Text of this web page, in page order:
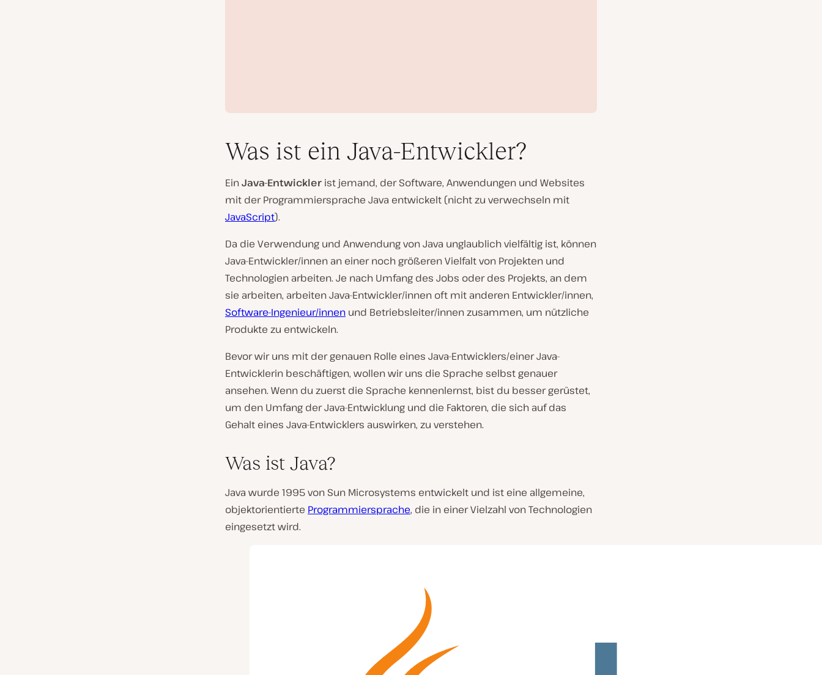
d
o
a
s
p
e
Was ist ein Java-Entwickler?
EinJava-Entwickler ist jemand, der Software, Anwendungen und Websites
mit der Programmiersprache Java entwickelt (nicht zu verwechseln mit
JavaScript).
Da die Verwendung und Anwendung von Java unglaublich vielfältig ist, können
Java-Entwickler/innen an einer noch größeren Vielfalt von Projekten und
Technologien arbeiten. Je nach Umfang des Jobs oder des Projekts, an dem
sie arbeiten, arbeiten Java-Entwickler/innen oft mit anderen Entwickler/innen,
Software-Ingenieur/innen und Betriebsleiter/innen zusammen, um nützliche
Produkte zu entwickeln.
Bevor wir uns mit der genauen Rolle eines Java-Entwicklers/einer Java-
Entwicklerin beschäftigen, wollen wir uns die Sprache selbst genauer
ansehen. Wenn du zuerst die Sprache kennenlernst, bist du besser gerüstet,
um den Umfang der Java-Entwicklung und die Faktoren, die sich auf das
Gehalt eines Java-Entwicklers auswirken, zu verstehen.
Was ist Java?
Java wurde 1995 von Sun Microsystems entwickelt und ist eine allgemeine,
objektorientierte Programmiersprache, die in einer Vielzahl von Technologien
eingesetzt wird.